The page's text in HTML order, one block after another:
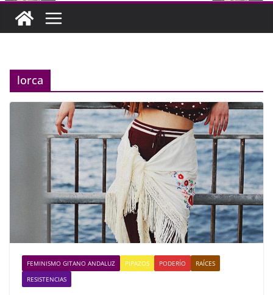
lorca
FEMINISMO GITANO ANDALUZ PIPAZOS PODERÍO
RAÍCES
RESISTENCIAS